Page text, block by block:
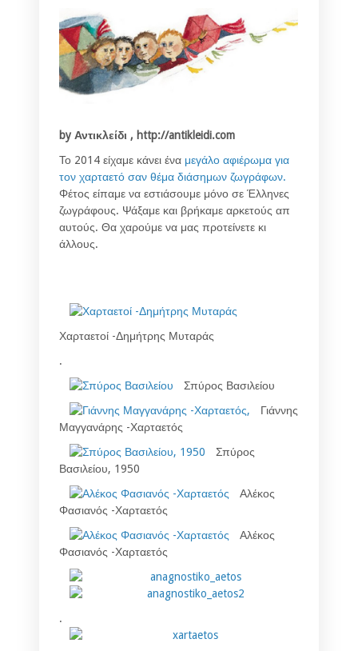
by Αντικλείδι , http://antikleidi.com
Το 2014 είχαμε κάνει ένα μεγάλο αφιέρωμα για
τον χαρταετό σαν θέμα διάσημων ζωγράφων.
Φέτος είπαμε να εστιάσουμε μόνο σε Έλληνες
ζωγράφους. Ψάξαμε και βρήκαμε αρκετούς απ
αυτούς. Θα χαρούμε να μας προτείνετε κι
άλλους.
Χαρταετοί -Δημήτρης Μυταράς
.
Σπύρος Βασιλείου
Γιάννης
Μαγγανάρης -Χαρταετός
Σπύρος
Βασιλείου, 1950
Αλέκος
Φασιανός -Χαρταετός
Αλέκος
Φασιανός -Χαρταετός
.